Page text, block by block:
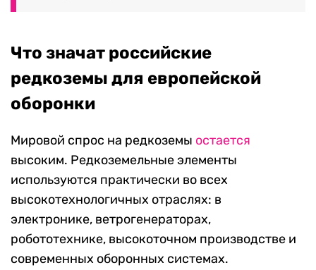
Что значат российские
редкоземы для европейской
оборонки
Мировой спрос на редкоземы остается
высоким. Редкоземельные элементы
используются практически во всех
высокотехнологичных отраслях: в
электронике, ветрогенераторах,
робототехнике, высокоточном производстве и
современных оборонных системах.